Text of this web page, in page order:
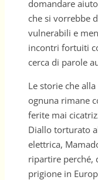
domandare
che si vorrebbe
vulnerabili e
incontri fortuiti
cerca di parole
Le storie che
ognuna rimane
ferite mai
Diallo torturato
elettrica,
ripartire perché,
prigione in